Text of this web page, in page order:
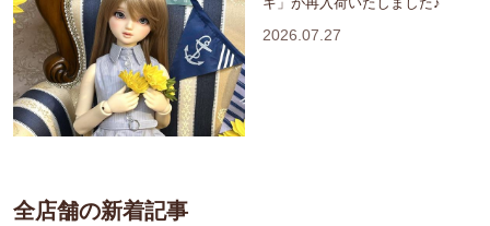
2026.07.27
全店舗の新着記事